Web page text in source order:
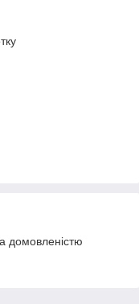
домовленістю